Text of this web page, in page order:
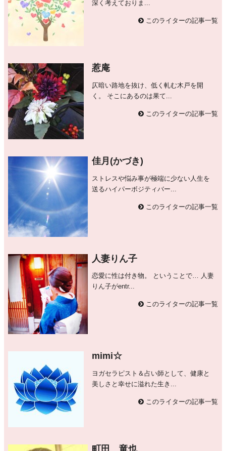
深く考えておりま...
このライターの記事一覧
惹庵
仄暗い路地を抜け、低く軋む木戸を開
く。 そこにあるのは果て...
このライターの記事一覧
佳月(かづき)
ストレスや悩み事が極端に少ない人生を
送るハイパーボジティバー...
このライターの記事一覧
人妻りん子
恋愛に性は付き物。 ということで… 人妻
りん子がentr...
このライターの記事一覧
mimi☆
ヨガセラピスト＆占い師として、健康と
美しさと幸せに溢れた生き...
このライターの記事一覧